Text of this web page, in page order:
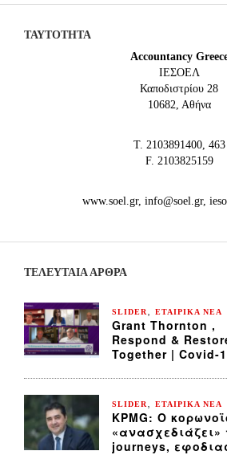
ΤΑΥΤΟΤΗΤΑ
Accountancy
IEΣΟΕΛ
Καποδιστρίου 28
10682, Αθήνα
Τ. 2103891400, 463
F. 2103825159
www.soel.gr, info@soel.gr,
ΤΕΛΕΥΤΑΙΑ ΆΡΘΡΑ
SLIDER, ΕΤΑΙΡΙΚΑ ΝΕΑ
Grant Thornton ,
Respond &
Together | Covid-
SLIDER, ΕΤΑΙΡΙΚΑ ΝΕΑ
KPMG: Ο
«ανασχεδιάζει»
journeys,